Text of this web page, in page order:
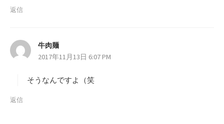
返信
牛肉麺
り
2017年11月13日 6:07 PM
そうなんですよ（笑
返信